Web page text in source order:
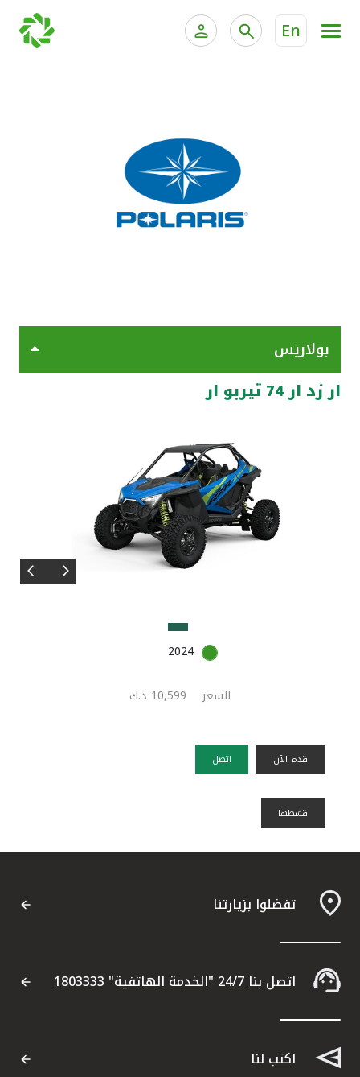
En
الخدمات المصرفية الإلكترونية للشركات
خدمة "بيتك" للتداول الإلكتروني
جميع السيارات
اتصل بنا
مواقع الفروع وأجهزة الصرف الآلي
ماليزيا
بولاريس
ار زد ار 74 تيربو ار
2024
السعر
قدم الآن اتصل
قسًطها
تفضلوا بزيارتنا
اتصل بنا 24/7 "الخدمة الهاتفية" 1803333
اكتب لنا